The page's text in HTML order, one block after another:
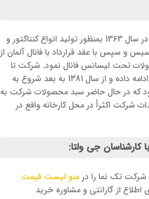
شرکت صنایع الکتریکی پارس حفاظ در سال 1363 بمنظور تولید انواع کنتاکتور و
و سپس با عقد قرارداد با فانال آلمان از
محصولات تحت لیسانس فانال نمود. شرکت تا
سال 1381 به روال قبل به تولید خود ادامه داده و از سال 1381 به بعد شروع به
که در حال حاضر سبد محصولات شرکت به
شرکت اکثرأ در محل کارخانه واقع در
کارشناسان جی ولتا:
تک نما را در منو لیست قیمت
از گارانتی و مشاوره خرید